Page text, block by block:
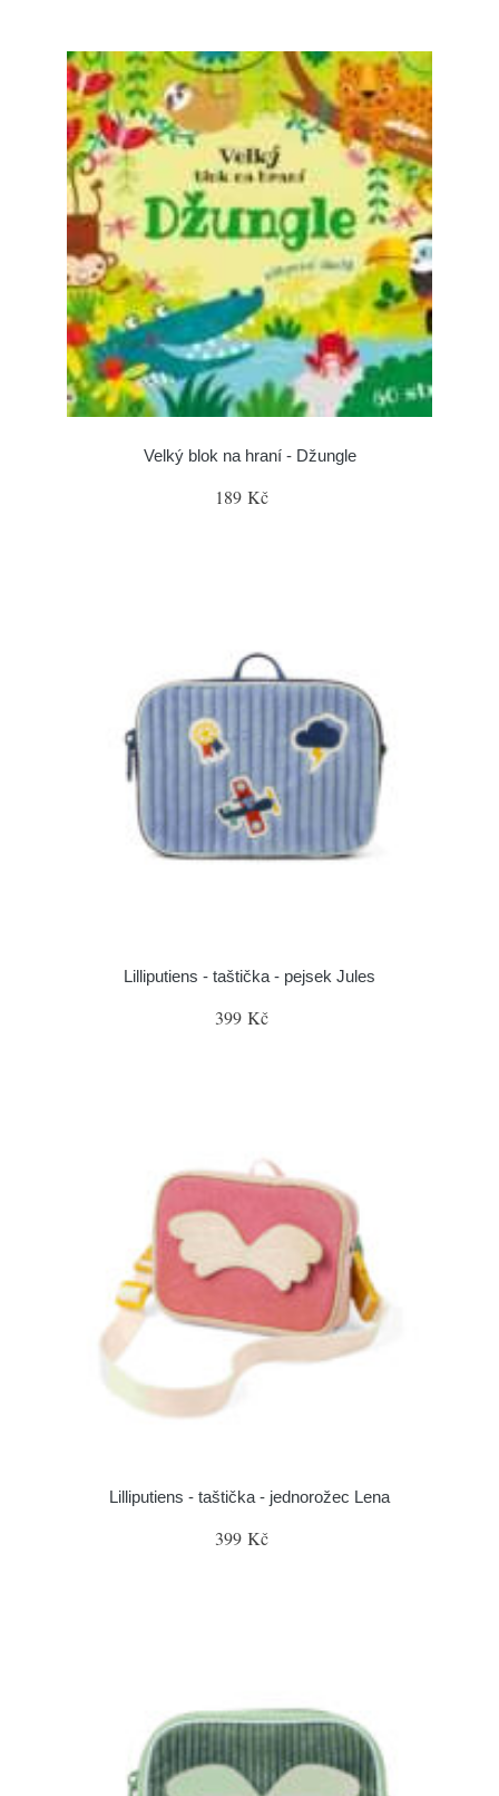
Velký blok na hraní - Džungle
189 Kč
Lilliputiens - taštička - pejsek Jules
399 Kč
Lilliputiens - taštička - jednorožec Lena
399 Kč